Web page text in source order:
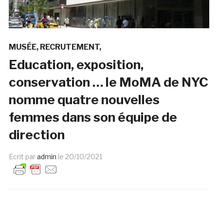
MUSÉE RECRUTEMENT
Education, exposition,
conservation … le MoMA de NYC
nomme quatre nouvelles
femmes dans son équipe de
direction
Ecrit paradmin le 20/10/2021